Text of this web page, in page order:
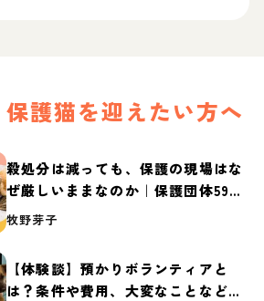
護猫を迎えたい方へ
殺処分は減っても、保護の現場はな
ぜ厳しいままなのか｜保護団体59団
体の実態調査【保護犬・保護猫白書
牧野芽子
【体験談】預かりボランティアと
は？条件や費用、大変なことなど紹